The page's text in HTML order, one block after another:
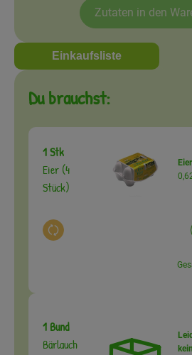
Zutaten in den
Einkaufsliste
Du brauchst:
1 Stk
Eier (4
Stück)
Auswahl ändern
1 Bund
Bärlauch